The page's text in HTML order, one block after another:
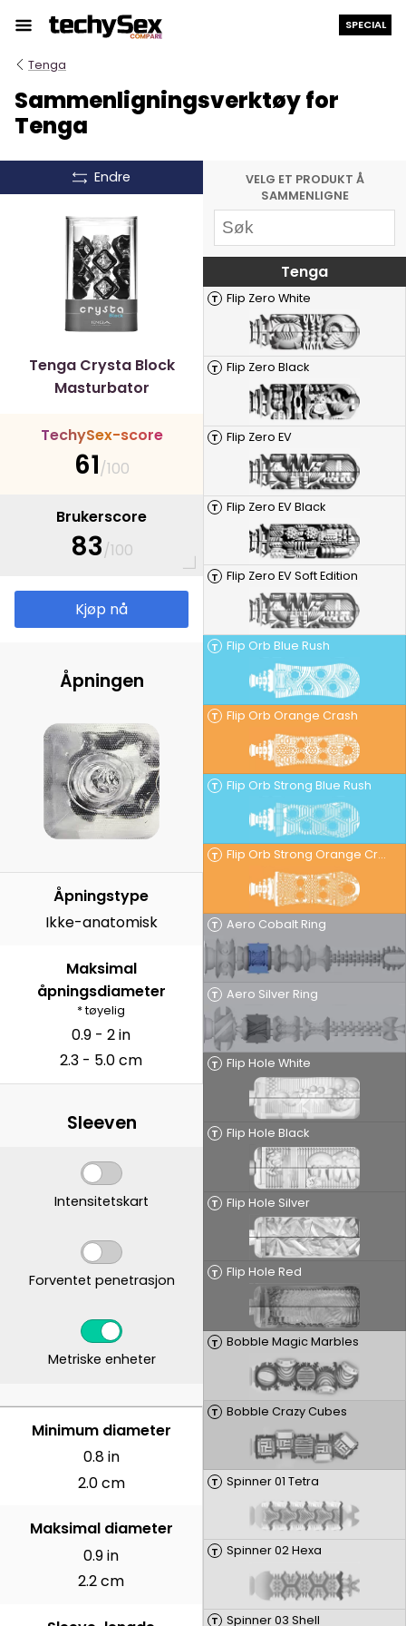
innholdet
SPECIAL
Tenga
Sammenligningsverktøy for
Tenga
VELG ET PRODUKT Å
SAMMENLIGNE
Tenga
T Flip Zero White
T Flip Zero Black
T Flip Zero EV
T Flip Zero EV Black
T Flip Zero EV Soft Edition
T Flip Orb Blue Rush
T Flip Orb Orange Crash
T Flip Orb Strong Blue Rush
T Flip Orb Strong Orange Crash
T Aero Cobalt Ring
T Aero Silver Ring
T Flip Hole White
T Flip Hole Black
T Flip Hole Silver
T Flip Hole Red
T Bobble Magic Marbles
T Bobble Crazy Cubes
T Spinner 01 Tetra
T Spinner 02 Hexa
T Spinner 03 Shell
Endre
Tenga Crysta Block
Masturbator
TechySex-score
61/100
Brukerscore
83/100
Kjøp nå
Åpningen
Åpningstype
Ikke-anatomisk
Maksimal
åpningsdiameter
* tøyelig
0.9 - 2 in
2.3 - 5.0 cm
Sleeven
Intensitetskart
Forventet penetrasjon
Metriske enheter
CENTIMETER
Minimum diameter
0.8 in
2.0 cm
Maksimal diameter
0.9 in
2.2 cm